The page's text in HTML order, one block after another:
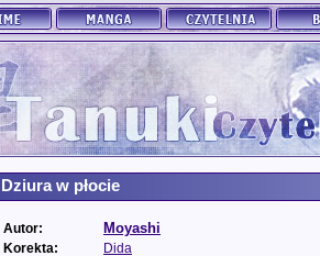
Dziura w płocie
Autor: Moyashi
Korekta:
Dida